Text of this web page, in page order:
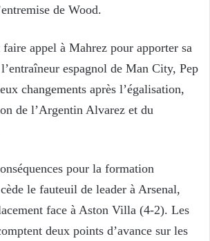
de Wood.
appel à Mahrez pour apporter sa
espagnol de Man City, Pep
changements après l’égalisation,
de l’Argentin Alvarez et du
pour la formation
le fauteuil de leader à Arsenal,
face à Aston Villa (4-2). Les
deux points d’avance sur les